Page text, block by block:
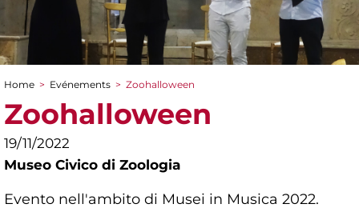
You are here
Home > Evénements > Zoohalloween
Zoohalloween
19/11/2022
Museo Civico di Zoologia
Evento nell'ambito di Musei in Musica 2022.